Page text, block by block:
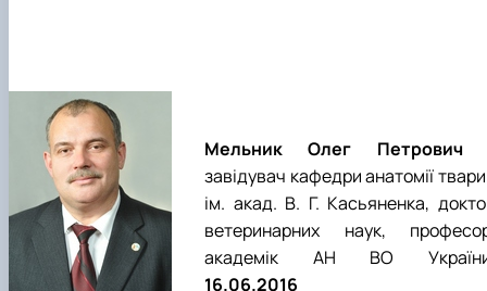
Мельник
Олег Петрович
завідувач кафедри анатомії
ім. акад. В. Г. Касьяненка,
ветеринарних наук,
академік АН ВО
16.06.2016